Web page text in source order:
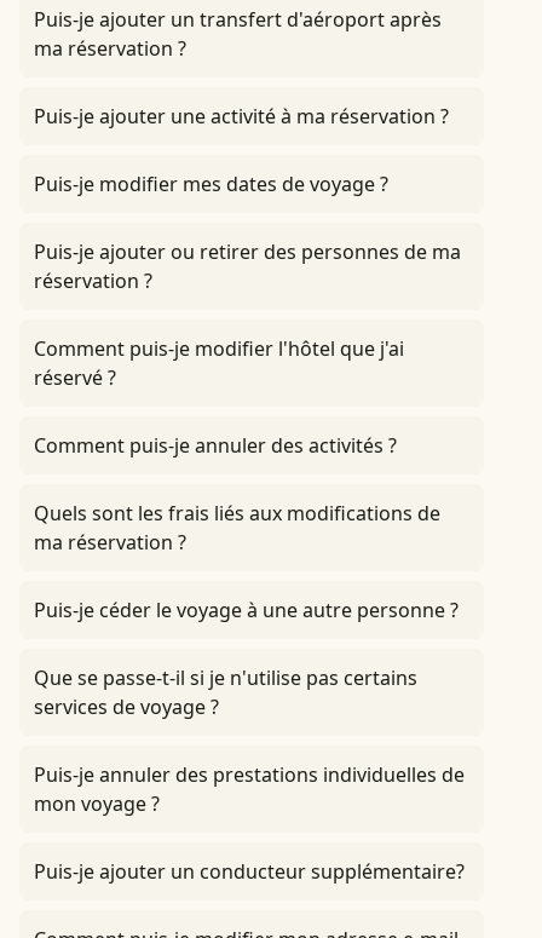
Puis-je ajouter un transfert d'aéroport après
ma réservation ?
Puis-je ajouter une activité à ma réservation ?
Puis-je modifier mes dates de voyage ?
Puis-je ajouter ou retirer des personnes de ma
réservation ?
Comment puis-je modifier l'hôtel que j'ai
réservé ?
Comment puis-je annuler des activités ?
Quels sont les frais liés aux modifications de
ma réservation ?
Puis-je céder le voyage à une autre personne ?
Que se passe-t-il si je n'utilise pas certains
services de voyage ?
Puis-je annuler des prestations individuelles de
mon voyage ?
Puis-je ajouter un conducteur supplémentaire?